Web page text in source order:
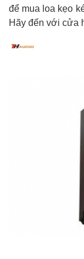
để mua loa kẹo
Hãy đến với cửa